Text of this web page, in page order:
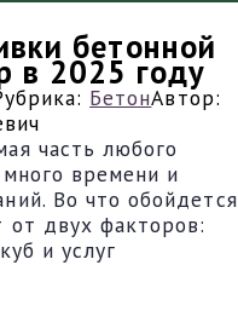
бетонной
в 2025 году
БетонАвтор:
часть любого
времени и
Во что обойдется
от двух факторов:
и услуг